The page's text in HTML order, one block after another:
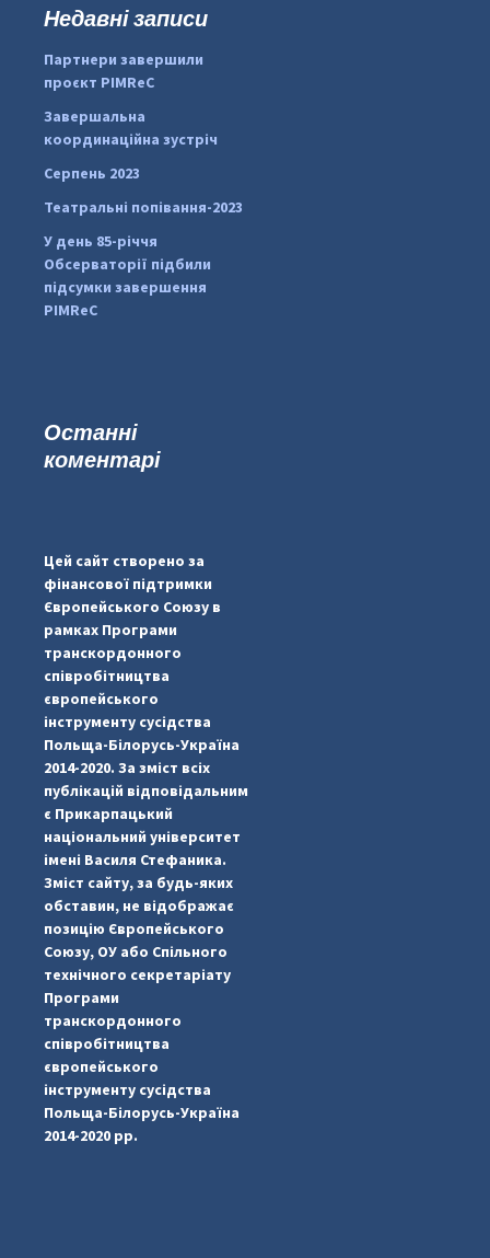
#PipIvanToday
pimrec_project
pimrec_project
:Недавні записи
Партнери завершили
проєкт PIMReC
Завершальна
координаційна зустріч
Серпень 2023
Театральні попівання-2023
У день 85-річчя
Обсерваторії підбили
підсумки завершення
PIMReC
Останні
коментарі
Цей сайт створено за
фінансової підтримки
Європейського Союзу в
рамках Програми
транскордонного
співробітництва
європейського
інструменту сусідства
Польща-Білорусь-Україна
2014-2020. За зміст всіх
публікацій відповідальним
є Прикарпацький
національний університет
імені Василя Стефаника.
Зміст сайту, за будь-яких
обставин, не відображає
позицію Європейського
Союзу, ОУ або Спільного
технічного секретаріату
Програми
транскордонного
співробітництва
європейського
інструменту сусідства
Польща-Білорусь-Україна
2014-2020 рр.